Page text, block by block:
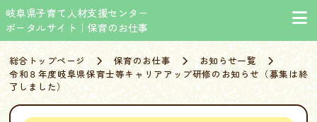
岐阜県子育て人材支援センター
ポータルサイト｜保育のお仕事
総合トップページ 保育のお仕事
お知らせ一覧
令和８年度岐阜県保育士等キャリアアップ研修のお知らせ（募集は終
了しました）